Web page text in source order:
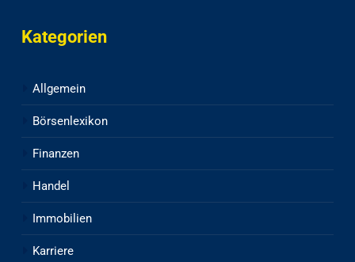
Kategorien
Allgemein
Börsenlexikon
Finanzen
Handel
Immobilien
Karriere